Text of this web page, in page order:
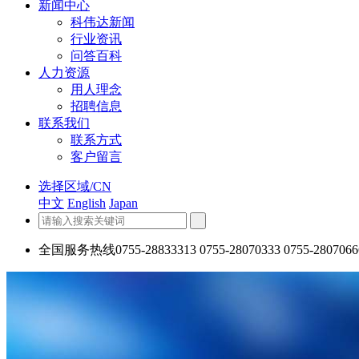
新闻中心
科伟达新闻
行业资讯
问答百科
人力资源
用人理念
招聘信息
联系我们
联系方式
客户留言
选择区域/CN
中文 English Japan
全国服务热线0755-28833313 0755-28070333 0755-